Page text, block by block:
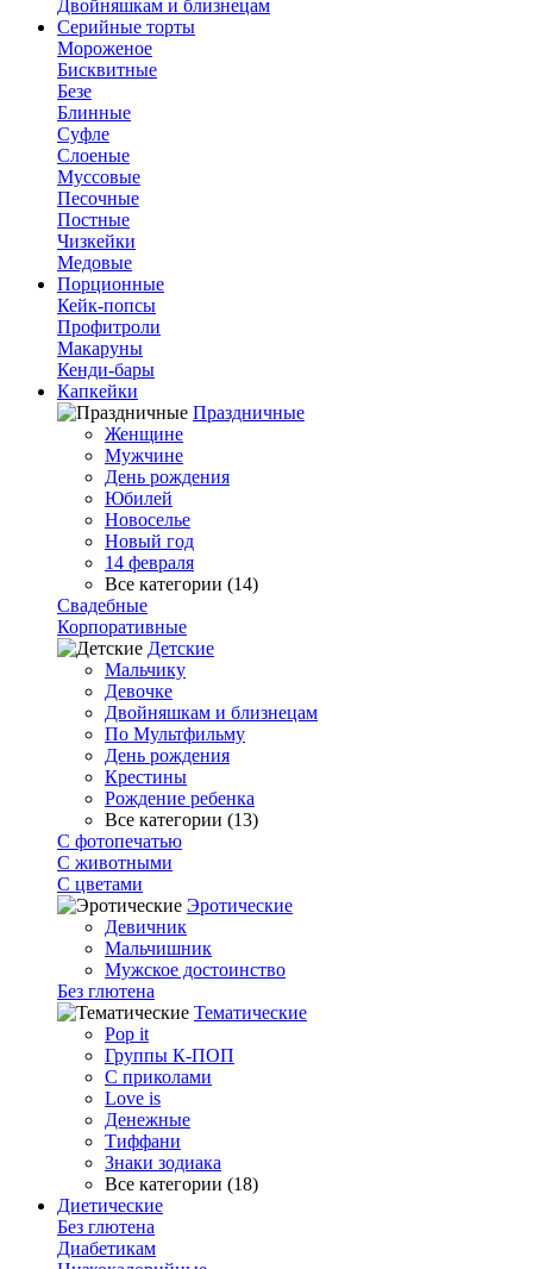
Двойняшкам и близнецам
Серийные торты
Мороженое
Бисквитные
Безе
Блинные
Суфле
Слоеные
Муссовые
Песочные
Постные
Чизкейки
Медовые
Порционные
Кейк-попсы
Профитроли
Макаруны
Кенди-бары
Капкейки
Праздничные
Женщине
Мужчине
День рождения
Юбилей
Новоселье
Новый год
14 февраля
Все категории (14)
Свадебные
Корпоративные
Детские
Мальчику
Девочке
Двойняшкам и близнецам
По Мультфильму
День рождения
Крестины
Рождение ребенка
Все категории (13)
С фотопечатью
C животными
С цветами
Эротические
Девичник
Мальчишник
Мужское достоинство
Без глютена
Тематические
Pop it
Группы К-ПОП
С приколами
Love is
Денежные
Тиффани
Знаки зодиака
Все категории (18)
Диетические
Без глютена
Диабетикам